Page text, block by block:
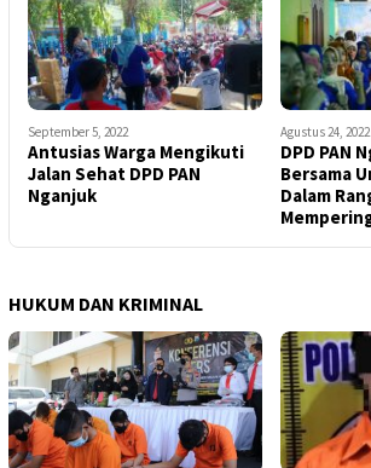
September 5, 2022
Antusias Warga Mengikuti
Jalan Sehat DPD PAN
Nganjuk
Agustus 24, 2022
DPD PAN
Bersama
Dalam
HUKUM DAN KRIMINAL